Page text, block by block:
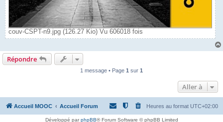
couv-CSPT-n9.jpg (126.27 Kio) Vu 606018 fois
Répondre
1 message • Page 1 sur 1
Aller à
Accueil MOOC Accueil Forum Heures au format UTC+02:00
Développé parphpBB® Forum Software © phpBB Limited